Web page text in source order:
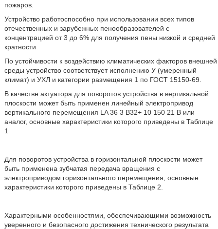
пожаров.
Устройство работоспособно при использовании всех типов
отечественных и зарубежных пенообразователей с
концентрацией от 3 до 6% для получения пены низкой и средней
кратности
По устойчивости к воздействию климатических факторов внешней
среды устройство соответствует исполнению У (умеренный
климат) и УХЛ и категории размещения 1 по ГОСТ 15150-69.
В качестве актуатора для поворотов устройства в вертикальной
плоскости может быть применен линейный электропривод
вертикального перемещения LA 36 3 В32+ 10 150 21 В или
аналог, основные характеристики которого приведены в Таблице
1
Для поворотов устройства в горизонтальной плоскости может
быть применена зубчатая передача вращения с
электроприводом горизонтального перемещения, основные
характеристики которого приведены в Таблице 2.
Характерными особенностями, обеспечивающими возможность
уверенного и безопасного достижения технического результата